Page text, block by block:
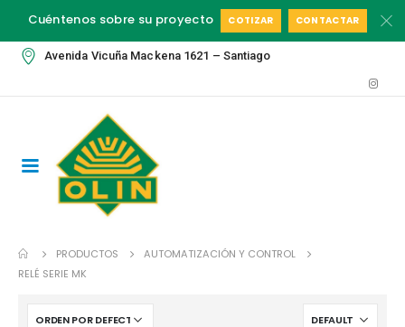
Cuéntenos sobre su proyecto COTIZAR CONTACTAR
Avenida Vicuña Mackena 1621 – Santiago
PRODUCTOS
AUTOMATIZACIÓN Y CONTROL
RELÉ SERIE MK